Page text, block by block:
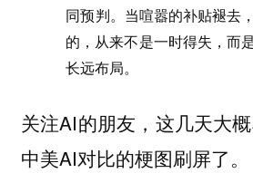
同预判。当喧嚣的补贴褪去
的，从来不是一时得失，而
长远布局。
关注AI的朋友，这几天大
中美AI对比的梗图刷屏了。